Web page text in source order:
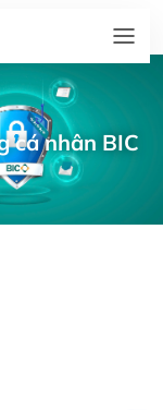
cá nhân BIC